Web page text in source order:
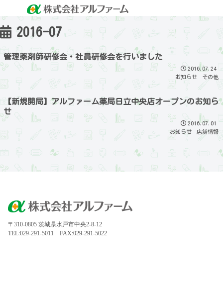
2016-07
管理薬剤師研修会・社員研修会を行いました
2016.07.24
お知らせ
その他
【新規開局】アルファーム薬局日立中央店オープンのお知ら
せ
2016.07.01
お知らせ
店舗情報
〒310-0805 茨城県水戸市中央2-8-12
TEL:029-291-5011 FAX:029-291-5022